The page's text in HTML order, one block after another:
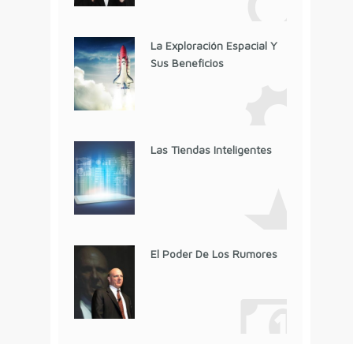
La Exploración Espacial Y
Sus Beneficios
Las Tiendas Inteligentes
El Poder De Los Rumores